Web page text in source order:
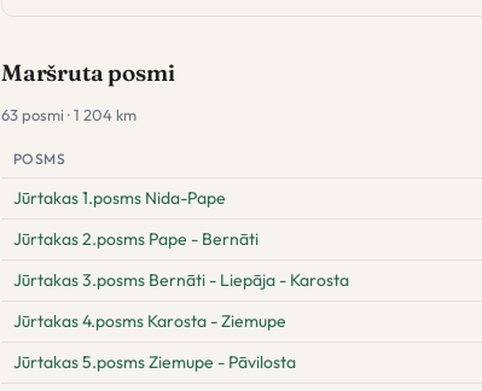
Maršruta posmi
63 posmi · 1 204 km
POSMS
Jūrtakas 1.posms Nida-Pape
Jūrtakas 2.posms Pape - Bernāti
Jūrtakas 3.posms Bernāti - Liepāja - Karosta
Jūrtakas 4.posms Karosta - Ziemupe
Jūrtakas 5.posms Ziemupe - Pāvilosta